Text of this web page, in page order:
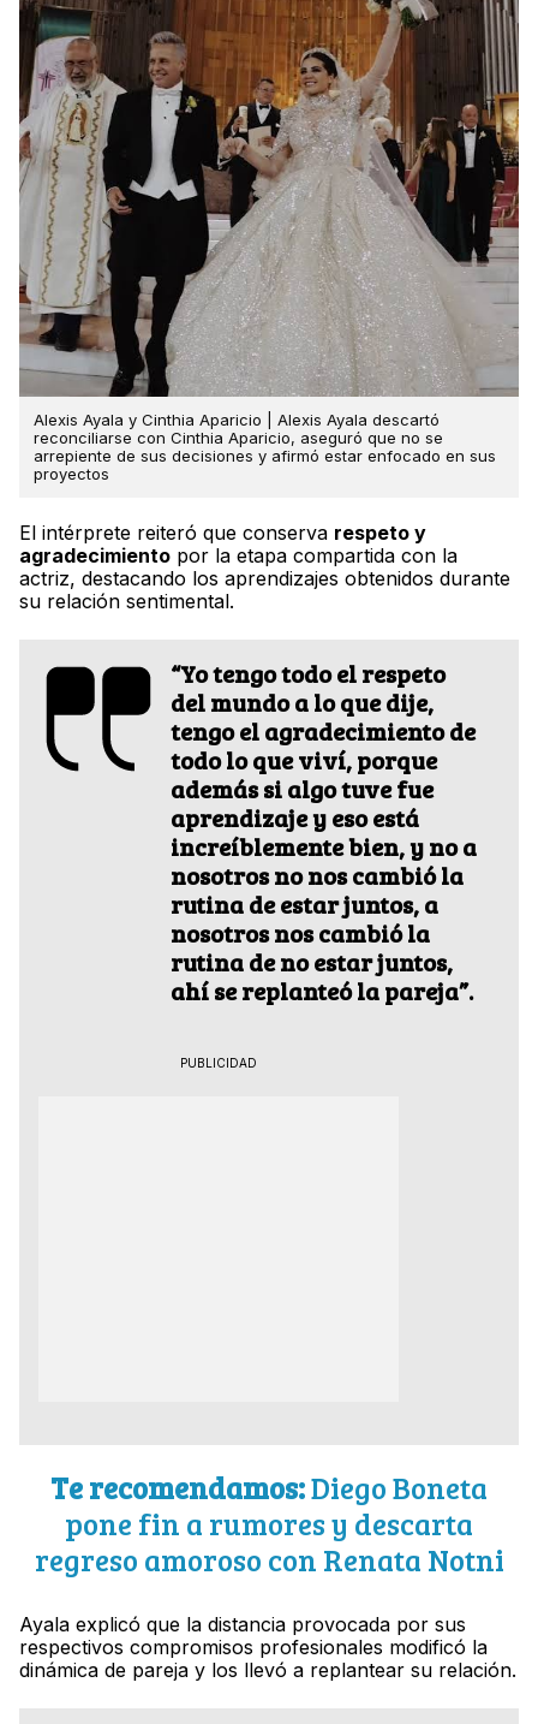
Alexis Ayala y Cinthia Aparicio | Alexis Ayala descartó
reconciliarse con Cinthia Aparicio, aseguró que no se
arrepiente de sus decisiones y afirmó estar enfocado en sus
proyectos
El intérprete reiteró que conserva respeto y
agradecimiento por la etapa compartida con la
actriz, destacando los aprendizajes obtenidos durante
su relación sentimental.
“Yo tengo todo el respeto
del mundo a lo que dije,
tengo el agradecimiento de
todo lo que viví, porque
además si algo tuve fue
aprendizaje y eso está
increíblemente bien, y no a
nosotros no nos cambió la
rutina de estar juntos, a
nosotros nos cambió la
rutina de no estar juntos,
ahí se replanteó la pareja”.
PUBLICIDAD
Te recomendamos:Diego Boneta
pone fin a rumores y descarta
regreso amoroso con Renata Notni
Ayala explicó que la distancia provocada por sus
respectivos compromisos profesionales modificó la
dinámica de pareja y los llevó a replantear su relación.